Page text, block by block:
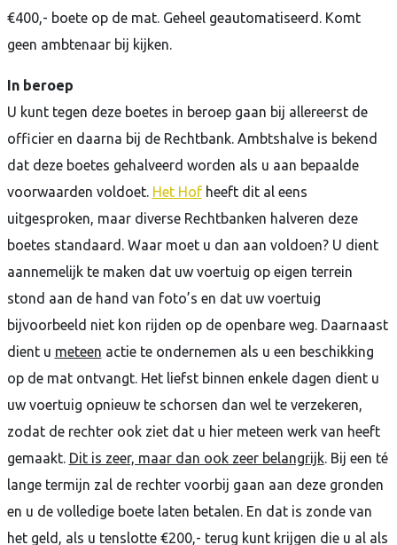
€400,- boete op de mat. Geheel geautomatiseerd. Komt
geen ambtenaar bij kijken.
In beroep
U kunt tegen deze boetes in beroep gaan bij allereerst de
officier en daarna bij de Rechtbank. Ambtshalve is bekend
dat deze boetes gehalveerd worden als u aan bepaalde
voorwaarden voldoet. Het Hofheeft dit al eens
uitgesproken, maar diverse Rechtbanken halveren deze
boetes standaard. Waar moet u dan aan voldoen? U dient
aannemelijk te maken dat uw voertuig op eigen terrein
stond aan de hand van foto’s en dat uw voertuig
bijvoorbeeld niet kon rijden op de openbare weg. Daarnaast
dient u meteen actie te ondernemen als u een beschikking
op de mat ontvangt. Het liefst binnen enkele dagen dient u
uw voertuig opnieuw te schorsen dan wel te verzekeren,
zodat de rechter ook ziet dat u hier meteen werk van heeft
gemaakt. Dit is zeer, maar dan ook zeer belangrijk. Bij een té
lange termijn zal de rechter voorbij gaan aan deze gronden
en u de volledige boete laten betalen. En dat is zonde van
het geld, als u tenslotte €200,- terug kunt krijgen die u al als